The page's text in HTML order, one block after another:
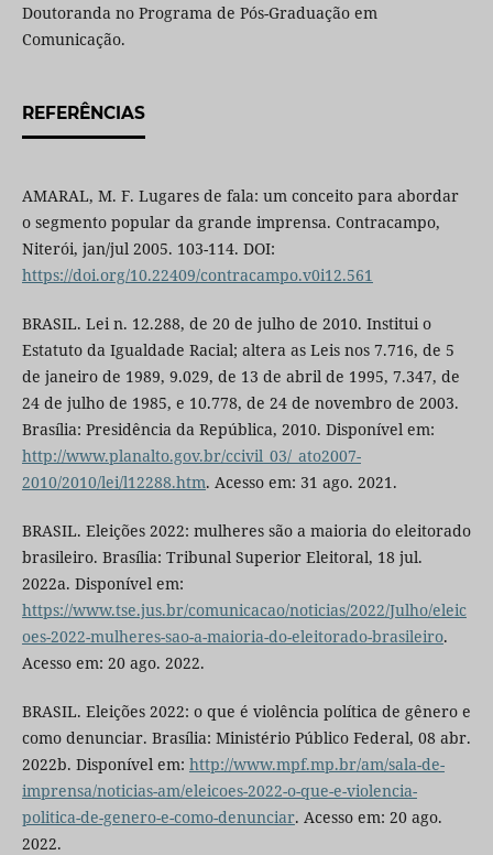
Doutoranda no Programa de Pós-Graduação em
Comunicação.
REFERÊNCIAS
AMARAL, M. F. Lugares de fala: um conceito para abordar
o segmento popular da grande imprensa. Contracampo,
Niterói, jan/jul 2005. 103-114. DOI:
https://doi.org/10.22409/contracampo.v0i12.561
BRASIL. Lei n. 12.288, de 20 de julho de 2010. Institui o
Estatuto da Igualdade Racial; altera as Leis nos 7.716, de 5
de janeiro de 1989, 9.029, de 13 de abril de 1995, 7.347, de
24 de julho de 1985, e 10.778, de 24 de novembro de 2003.
Brasília: Presidência da República, 2010. Disponível em:
http://www.planalto.gov.br/ccivil_03/_ato2007-
2010/2010/lei/l12288.htm. Acesso em: 31 ago. 2021.
BRASIL. Eleições 2022: mulheres são a maioria do eleitorado
brasileiro. Brasília: Tribunal Superior Eleitoral, 18 jul.
2022a. Disponível em:
https://www.tse.jus.br/comunicacao/noticias/2022/Julho/eleic
oes-2022-mulheres-sao-a-maioria-do-eleitorado-brasileiro.
Acesso em: 20 ago. 2022.
BRASIL. Eleições 2022: o que é violência política de gênero e
como denunciar. Brasília: Ministério Público Federal, 08 abr.
2022b. Disponível em: http://www.mpf.mp.br/am/sala-de-
imprensa/noticias-am/eleicoes-2022-o-que-e-violencia-
politica-de-genero-e-como-denunciar. Acesso em: 20 ago.
2022.